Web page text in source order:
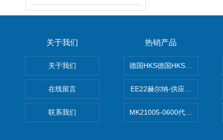
关于我们
关于我们
在线留言
联系我们
热销产品
德国HKS德国HKS液压旋转摆
EE22赫尔纳-供应
MK21005-0600代理德国MK